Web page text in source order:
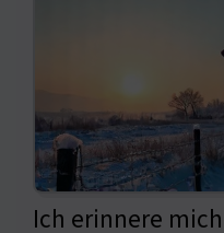
Ich erinnere